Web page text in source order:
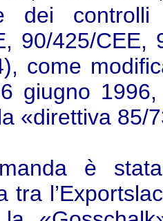
dei
90/425/
come
giugno
«direttiva 85/
è
tra